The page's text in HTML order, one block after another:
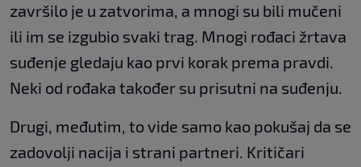
završilo je u zatvorima, a mnogi su bili mučeni
ili im se izgubio svaki trag. Mnogi rođaci žrtava
suđenje gledaju kao prvi korak prema pravdi.
Neki od rođaka također su prisutni na suđenju.
Drugi, međutim, to vide samo kao pokušaj da se
zadovolji nacija i strani partneri. Kritičari